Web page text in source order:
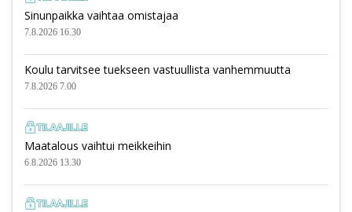
Sinunpaikka vaihtaa omistajaa
7.8.2026 16.30
Koulu tarvitsee tuekseen vastuullista vanhemmuutta
7.8.2026 7.00
Maatalous vaihtui meikkeihin
6.8.2026 13.30